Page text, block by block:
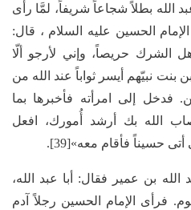
الله بطلاً شجاعاً شريفاً، لمَّا رأى
الإمام الحسين عليه السلام ، قال:
الشرك حريصاً، وإني لأرجو ألّا
بنت نبيّهم أيسر ثواباً عند الله من
فدخل إلى امرأته فأخبرها بما
الله بك أرشد أُمورك، افعل
حسيناً فأقام معه»[39].
بن عمير فقال: أبا عبد الله،
فرأى الإمام الحسين رجلاً آدم